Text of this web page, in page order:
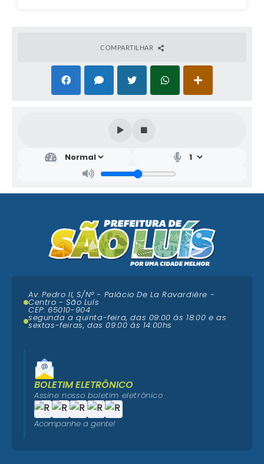
COMPARTILHAR
Av. Pedro II, S/N° - Palácio De La Ravardière -
Centro - São Luís
CEP: 65010-904
segunda a quinta-feira, das 09:00 ás 18:00 e as
sextas-feiras, das 09:00 às 14:00hs
BOLETIM ELETRÔNICO
Assine nosso boletim eletrônico
Acompanhe a gente!